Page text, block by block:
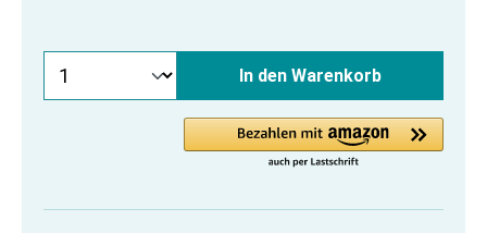
In den Warenkorb